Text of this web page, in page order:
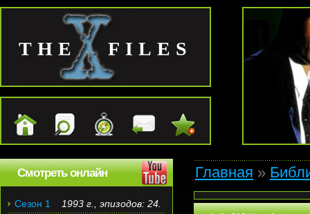
THE FILES
Главная »
Смотреть онлайн
Сезон 1
1993 г., эпизодов: 24.